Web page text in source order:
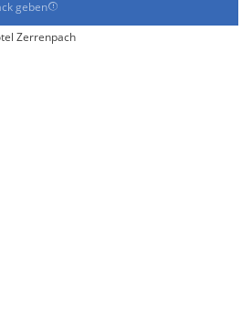
geben
Zerrenpach